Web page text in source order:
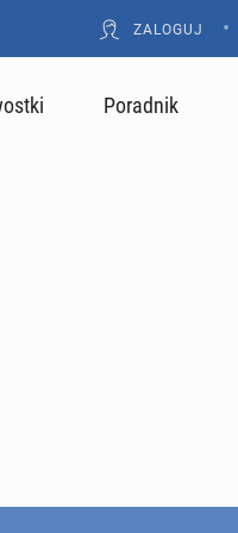
ZALOGUJ •
Poradnik